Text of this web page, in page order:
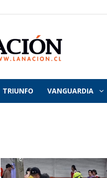
La
Nación
TRIUNFO VANGUARDIA